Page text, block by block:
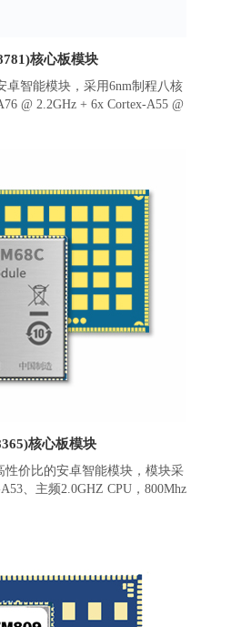
核心板模块
智能模块，采用6nm制程八核
@ 2.2GHz + 6x Cortex-A55 @
ZM81A、ZM81B、ZM81W。
Wi-Fi(可选支持WIFI6)、蓝牙
QZSS/Galileo)定位。集成
触摸屏、摄像头、麦克风、扬
、SDIO 接口等等，可外接各种
业模块。
核心板模块
价比的安卓智能模块，模块采
、主频2.0GHZ CPU，800Mhz
高画质视频内容进行编解码。
载内存为1GB+8GB(可选
，搭载Android 11或以上